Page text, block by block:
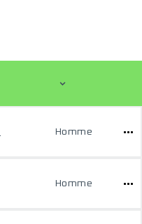
Homme
Homme